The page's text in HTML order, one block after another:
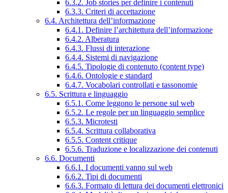
6.3.2. Job stories per definire i contenuti
6.3.3. Criteri di accettazione
6.4. Architettura dell’informazione
6.4.1. Definire l’architettura dell’informazione
6.4.2. Alberatura
6.4.3. Flussi di interazione
6.4.4. Sistemi di navigazione
6.4.5. Tipologie di contenuto (content type)
6.4.6. Ontologie e standard
6.4.7. Vocabolari controllati e tassonomie
6.5. Scrittura e linguaggio
6.5.1. Come leggono le persone sul web
6.5.2. Le regole per un linguaggio semplice
6.5.3. Microtesti
6.5.4. Scrittura collaborativa
6.5.5. Content critique
6.5.6. Traduzione e localizzazione dei contenuti
6.6. Documenti
6.6.1. I documenti vanno sul web
6.6.2. Tipi di documenti
6.6.3. Formato di lettura dei documenti elettronici